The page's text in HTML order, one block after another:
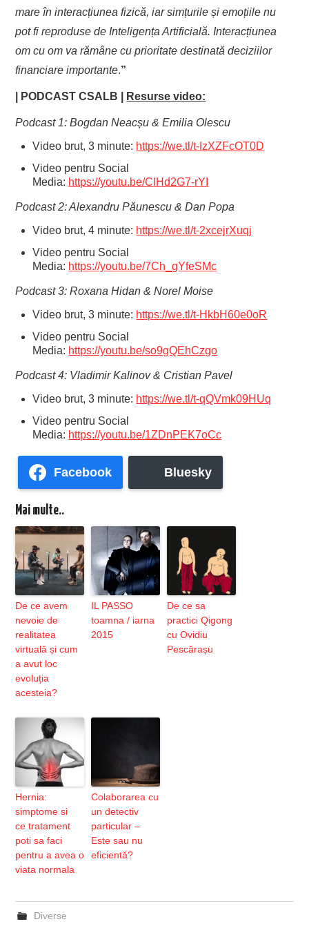
mare în interacțiunea fizică, iar simțurile și emoțiile nu
pot fi reproduse de Inteligența Artificială. Interacțiunea
om cu om va rămâne cu prioritate destinată deciziilor
financiare importante.”
| PODCASTCSALB | Resurse video:
Podcast 1: Bogdan Neacșu & Emilia Olescu
Video brut, 3 minute: https://we.tl/t-IzXZFcOT0D
Video pentru Social
Media: https://youtu.be/ClHd2G7-rYI
Podcast 2: Alexandru Păunescu & Dan Popa
Video brut, 4 minute: https://we.tl/t-2xcejrXuqj
Video pentru Social
Media: https://youtu.be/7Ch_gYfeSMc
Podcast 3: Roxana Hidan & Norel Moise
Video brut, 3 minute: https://we.tl/t-HkbH60e0oR
Video pentru Social
Media: https://youtu.be/so9gQEhCzgo
Podcast 4: Vladimir Kalinov & Cristian Pavel
Video brut, 3 minute: https://we.tl/t-qQVmk09HUq
Video pentru Social
Media: https://youtu.be/1ZDnPEK7oCc
Facebook Bluesky
Mai multe..
De ce avem
nevoie de
realitatea
virtuală și cum
a avut loc
evoluția
acesteia?
IL PASSO
toamna / iarna
2015
De ce sa
practici Qigong
cu Ovidiu
Pescărașu
Hernia:
simptome si
ce tratament
poti sa faci
pentru a avea o
viata normala
Colaborarea cu
un detectiv
particular –
Este sau nu
eficientă?
Diverse